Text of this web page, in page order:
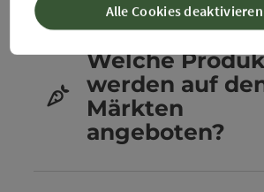
Welche
werden auf
Märkten
angeboten?
Alle Cookies deaktivieren